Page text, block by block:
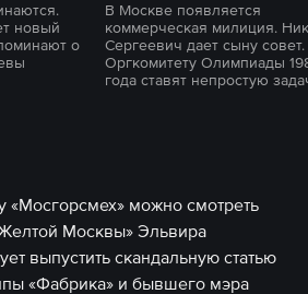
новый
о
В Москве появляется
коммерческая милиция.
Сергеевич дает сыну совет.
Оргкомитету Олимпиады
года ставят непростую
«Мосгорсмех» можно смотреть
Москвы» Эльвира
выпустить скандальную статью
«Фабрика» и бывшего мэра